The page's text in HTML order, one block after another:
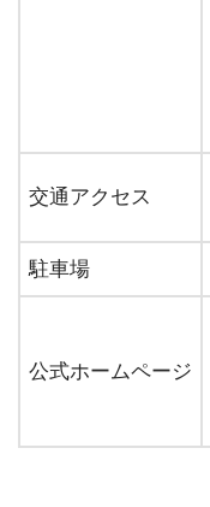
交通アクセス
駐車場
公式ホームページ